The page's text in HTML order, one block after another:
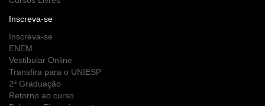
Inscreva-se
Inscreva-se
ENEM
Vestibular Online
Transfira para o UNIESP
2ª Graduação
Retorno ao curso